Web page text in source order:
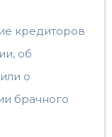
кредиторов
об
о
брачного